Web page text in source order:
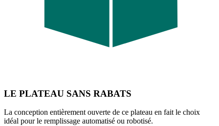
LE PLATEAU SANS RABATS
La conception entièrement ouverte de ce plateau en fait le choix
idéal pour le remplissage automatisé ou robotisé.